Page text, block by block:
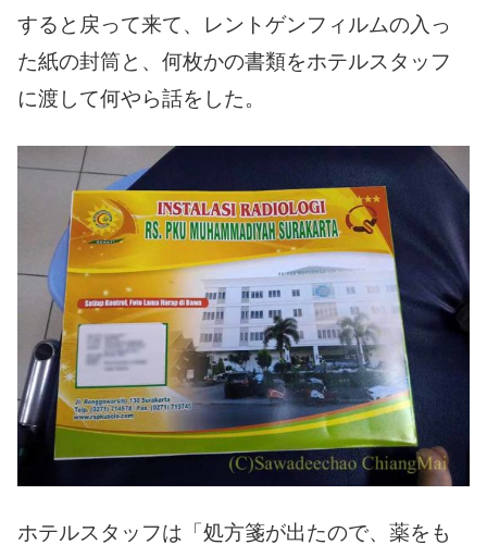
すると戻って来て、レントゲンフィルムの入っ
た紙の封筒と、何枚かの書類をホテルスタッフ
に渡して何やら話をした。
ホテルスタッフは「処方箋が出たので、薬をも